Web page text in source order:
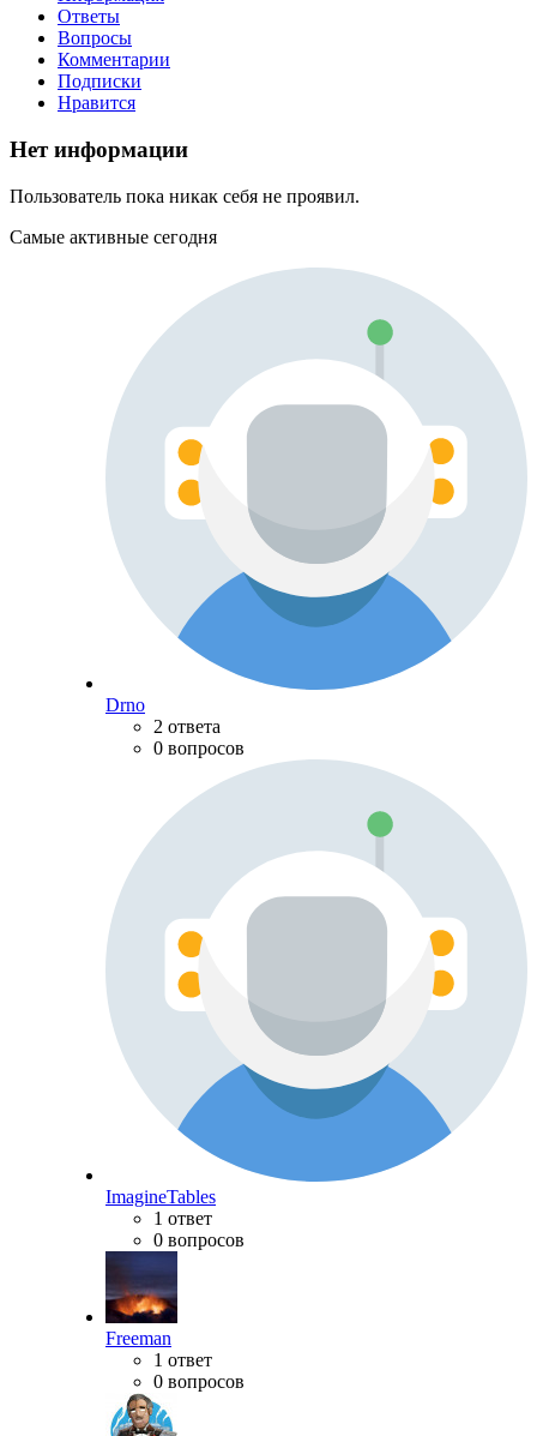
Ответы
Вопросы
Комментарии
Подписки
Нравится
Нет информации
Пользователь пока никак себя не проявил.
Самые активные сегодня
Drno
2 ответа
0 вопросов
ImagineTables
1 ответ
0 вопросов
Freeman
1 ответ
0 вопросов